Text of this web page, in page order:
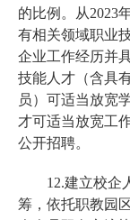
的比例。从2023
有相关领域职业
企业工作经历并
技能人才（含具
员）可适当放宽
才可适当放宽工
公开招聘。
12.建立校企
筹，依托职教园